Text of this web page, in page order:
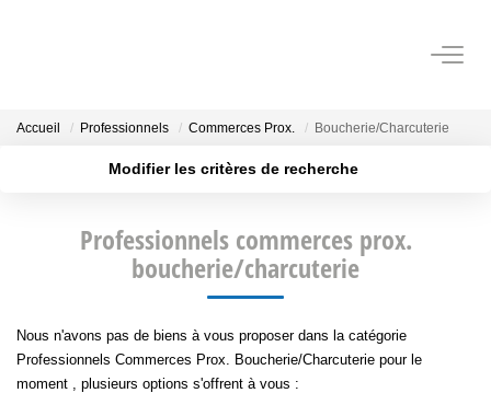
ESTIMATION
OUTILS
CONTACT
Accueil Professionnels Commerces Prox. Boucherie/Charcuterie
Modifier les critères de recherche
Type de bien
Plus de critères
Professionnels commerces prox.
boucherie/charcuterie
Nous n'avons pas de biens à vous proposer dans la catégorie
Professionnels Commerces Prox. Boucherie/Charcuterie pour le
moment , plusieurs options s'offrent à vous :